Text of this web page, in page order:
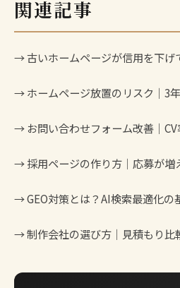
関連記事
→古いホームページが信用を下げ
→ホームページ放置のリスク｜3
→ お問い合わせフォーム改善｜
→採用ページの作り方｜応募が
→GEO対策とは？AI検索最適化の
→制作会社の選び方｜見積もり比